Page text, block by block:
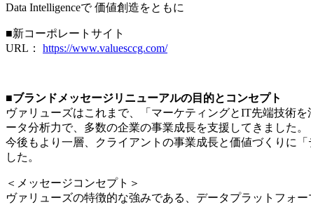
Data Intelligenceで 価値創造をともに
■新コーポレートサイト
URL： https://www.valuesccg.com/
■ブランドメッセージリニューアルの目的とコンセプト
ヴァリューズはこれまで、「マーケティングとIT先端技術
ータ分析力で、多数の企業の事業成長を支援してきました。
今後もより一層、クライアントの事業成長と価値づくりに
した。
＜メッセージコンセプト＞
ヴァリューズの特徴的な強みである、データプラットフォ